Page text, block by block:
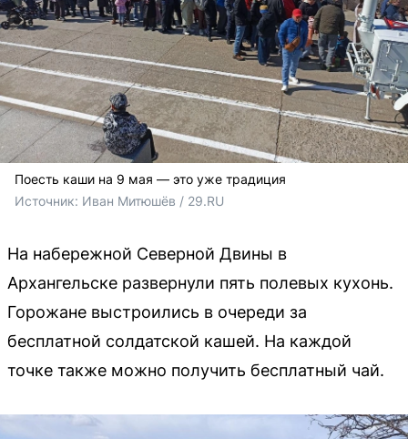
Поесть каши на 9 мая — это уже традиция
Источник: Иван Митюшёв / 29.RU
На набережной Северной Двины в
Архангельске развернули пять полевых кухонь.
Горожане выстроились в очереди за
бесплатной солдатской кашей. На каждой
точке также можно получить бесплатный чай.